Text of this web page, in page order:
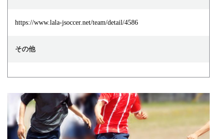
https://www.lala-jsoccer.net/team/detail/4586
その他